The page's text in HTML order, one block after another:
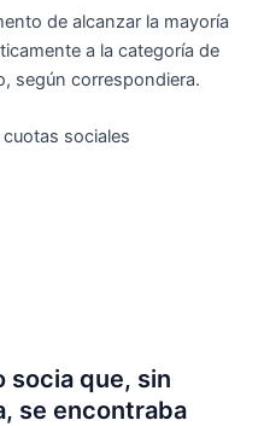
de alcanzar la mayoría
a la categoría de
según correspondiera.
sociales
socia que, sin
se encontraba